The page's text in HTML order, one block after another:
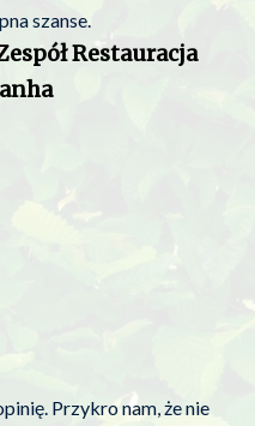
szanse.
Restauracja
Przykro nam, że nie